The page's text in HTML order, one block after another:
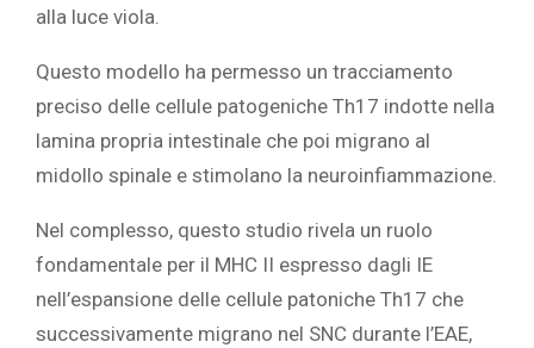
alla luce viola.
Questo modello ha permesso un tracciamento
preciso delle cellule patogeniche Th17 indotte nella
lamina propria intestinale che poi migrano al
midollo spinale e stimolano la neuroinfiammazione.
Nel complesso, questo studio rivela un ruolo
fondamentale per il MHC II espresso dagli IE
nell’espansione delle cellule patoniche Th17 che
successivamente migrano nel SNC durante l’EAE,